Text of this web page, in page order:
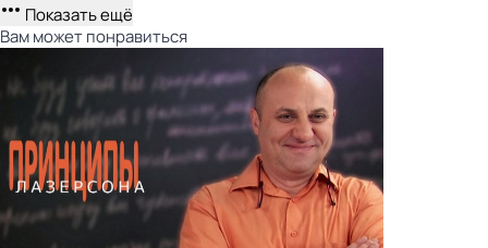
Показать ещё
Вам может понравиться